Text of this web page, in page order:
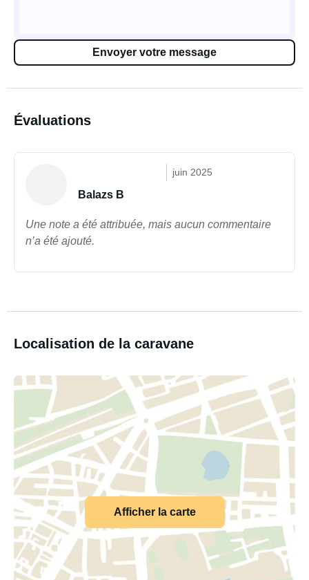
Envoyer votre message
Évaluations
juin 2025
Balazs B
Une note a été attribuée, mais aucun commentaire
n’a été ajouté.
Localisation de la caravane
Afficher la carte